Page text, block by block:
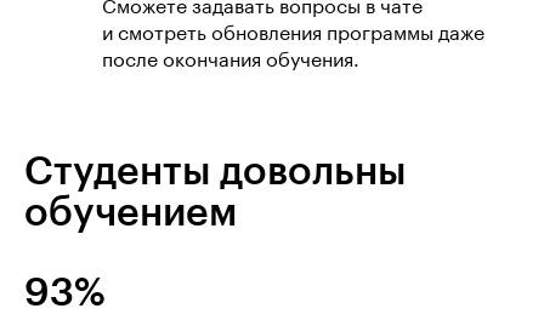
Сможете задавать вопросы в чате
и смотреть обновления программы даже
после окончания обучения.
Студенты довольны
обучением
93%